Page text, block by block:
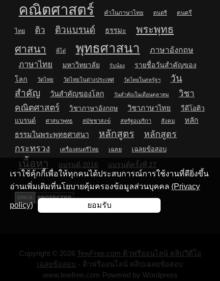
คณิตศาสตร์ คำในภาษาไทย ดนตรี ดนตรี
ไทย ติว ติวแบรนด์ ธรรมะ
พระพุทธ
ศาสนา
พี่โต๋ พุทธศาสนา ภาษาอังกฤษ
ภาษาไทย มหาวิทยาลัย รับน้อง
รายชื่อวันสำคัญของ
โลก
วัดไทย วัดไทยในต่างประเทศ วัดไทยในสหรัฐฯ
วัน
สำคัญ
วันสำคัญของโลก วันสำคัญในเดือนตุลาคม
วิชา
คณิตศาสตร์
วิชาภาษาอังกฤษ วิชาภาษาไทย
วีดีโอติว
แบรนด์
ศาสนาพุทธ สมัชชาสงฆ์ สหรัฐอเมริกา สังคม
หลัก
ธรรมในพระพุทธศาสนา
หลักสูตร
หลักสูตร
กระทรวง
เครื่องดนตรีไทย เฉลย เฉลยข้อสอบ
เนื้อหา แบรนด์ 2016 แบรนด์ครั้งที่ 27
เราใช้คุ้กกี้เพื่อให้ทุกคนได้ประสบการณ์การใช้งานที่ดียิ่งขึ้น
อ่านเพิ่มเติมที่นโยบายคุ้มครองข้อมูลส่วนบุคคล (Privacy
policy) ยอมรับ
Copyright © 2026 TewFree.com ติวฟรีออนไลน์ คลิปวีดีโอ
เฉลยข้อสอบ - ติวฟรีออนไลน์ คลิปเฉลยข้อสอบ
www.tewfree.com Powered by Wordpress